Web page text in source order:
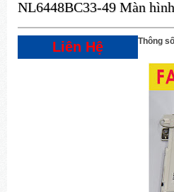
NL6448BC33-49 Màn
Liên Hệ Thông